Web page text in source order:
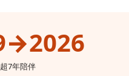
超7年陪伴